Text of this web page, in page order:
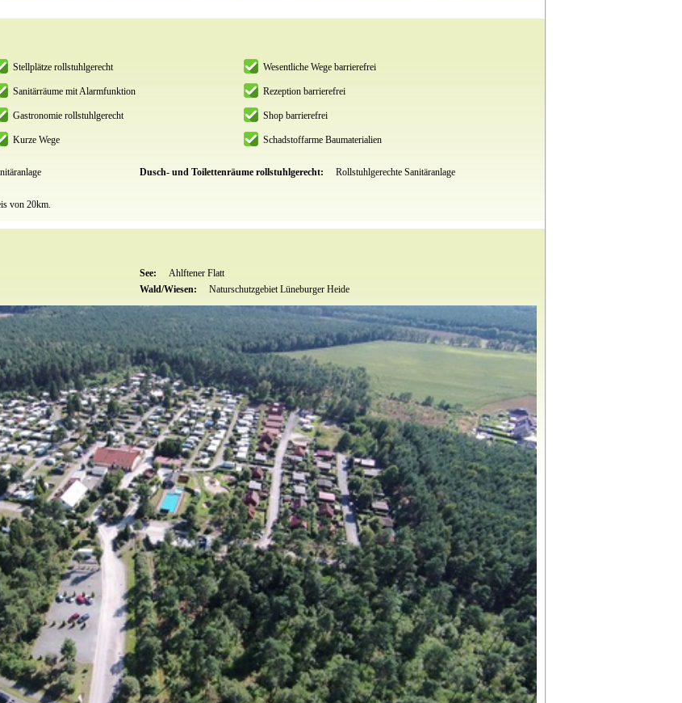
Stellplätze rollstuhlgerecht Wesentliche Wege barrierefrei
Sanitärräume mit Alarmfunktion Rezeption barrierefrei
Gastronomie rollstuhlgerecht Shop barrierefrei
Kurze Wege Schadstoffarme Baumaterialien
Dusch- und Toilettenräume rollstuhlgerecht: Rollstuhlgerechte Sanitäranlage
von 20km.
See:
Ahlftener Flatt
Wald/Wiesen: Naturschutzgebiet Lüneburger Heide